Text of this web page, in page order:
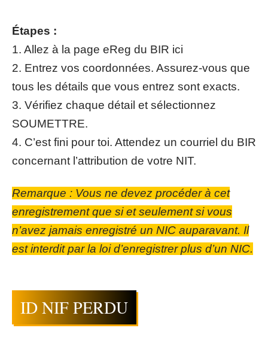
Étapes :
1. Allez à la page eReg du BIR ici
2. Entrez vos coordonnées. Assurez-vous que
tous les détails que vous entrez sont exacts.
3. Vérifiez chaque détail et sélectionnez
SOUMETTRE.
4. C’est fini pour toi. Attendez un courriel du BIR
concernant l’attribution de votre NIT.
Remarque : Vous ne devez procéder à cet
enregistrement que si et seulement si vous
n’avez jamais enregistré un NIC auparavant. Il
est interdit par la loi d’enregistrer plus d’un NIC.
ID NIF PERDU